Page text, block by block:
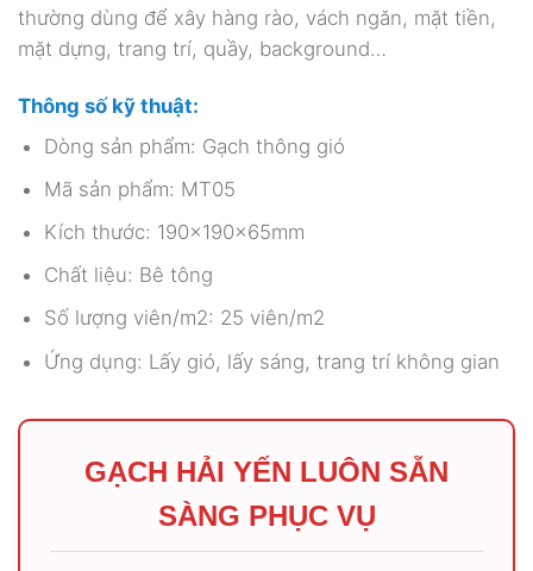
thường dùng để xây hàng rào, vách ngăn, mặt tiền,
mặt dựng, trang trí, quầy, background…
Thông số kỹ thuật:
Dòng sản phẩm: Gạch thông gió
Mã sản phẩm: MT05
Kích thước: 190x190x65mm
Chất liệu: Bê tông
Số lượng viên/m2: 25 viên/m2
Ứng dụng: Lấy gió, lấy sáng, trang trí không gian
GẠCH HẢI YẾN LUÔN SẴN
SÀNG PHỤC VỤ